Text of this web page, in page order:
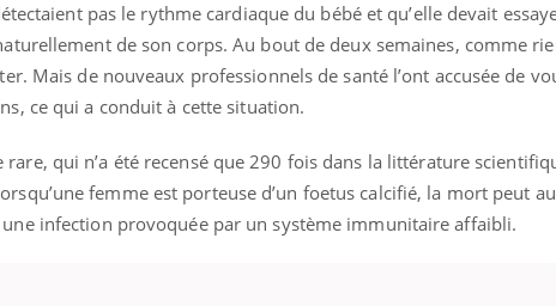
pas le rythme cardiaque du bébé et qu’elle devait
de son corps. Au bout de deux semaines, comme
Mais de nouveaux professionnels de santé l’ont accusée de
ce qui a conduit à cette situation.
qui n’a été recensé que 290 fois dans la littérature
femme est porteuse d’un foetus calcifié, la mort peut
infection provoquée par un système immunitaire affaibli.